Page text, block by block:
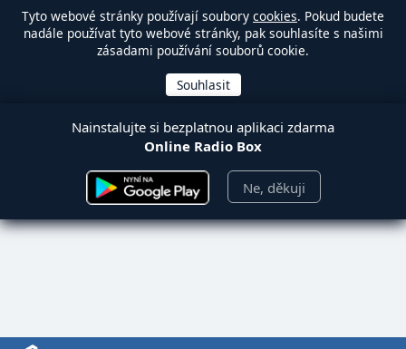
Tyto webové stránky používají soubory cookies. Pokud budete
nadále používat tyto webové stránky, pak souhlasíte s našimi
zásadami používání souborů cookie.
Nainstalujte si bezplatnou aplikaci zdarma
Online Radio Box
Ne, děkuji